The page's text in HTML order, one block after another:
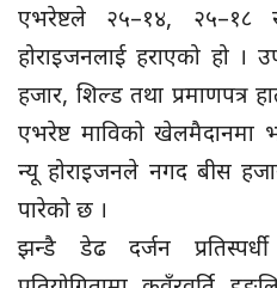
एभरेष्टले २५–१४,
होराइजनलाई हराएको हो ।
हजार, शिल्ड तथा प्रमाणपत्र
एभरेष्ट माविको
न्यू होराइजनले नगद बीस
पारेको छ ।
झन्डै डेढ दर्जन